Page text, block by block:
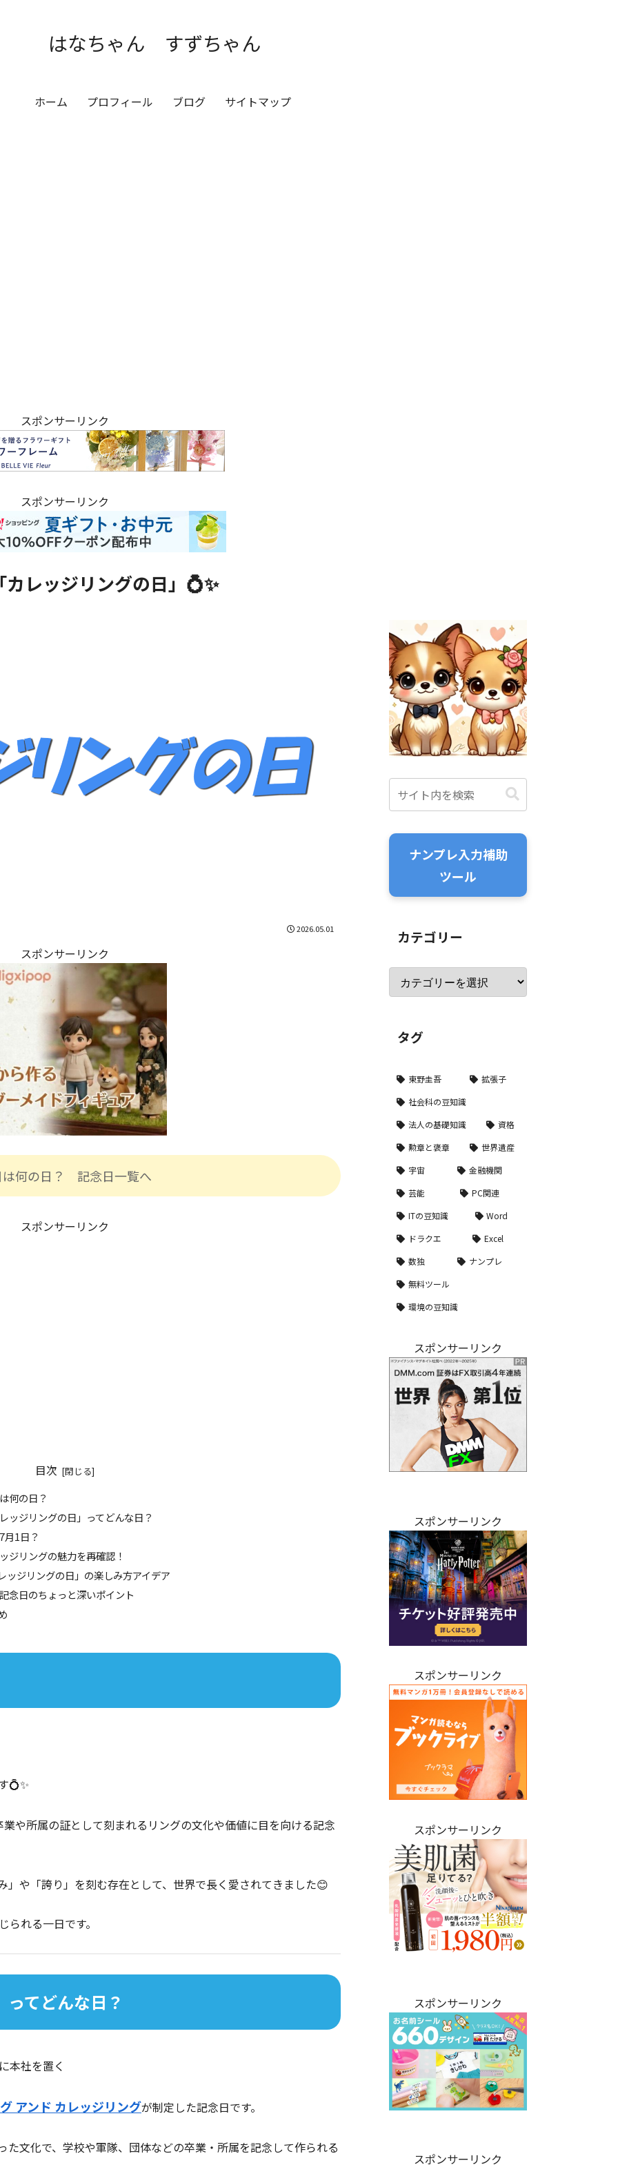
はなちゃん すずちゃん
ホーム プロフィール ブログ サイトマップ
スポンサーリンク
スポンサーリンク
レッジリングの日」💍✨
2026.05.01
スポンサーリンク
は何の日？ 記念日一覧へ
スポンサーリンク
目次
何の日？
ッジリングの日」ってどんな日？
月1日？
ジリングの魅力を再確認！
ッジリングの日」の楽しみ方アイデア
念日のちょっと深いポイント
💍✨
業や所属の証として刻まれるリングの文化や価値に目を向ける記念
」や「誇り」を刻む存在として、世界で長く愛されてきました😊
れる一日です。
てどんな日？
本社を置く
アンド カレッジリングが制定した記念日です。
た文化で、学校や軍隊、団体などの卒業・所属を記念して作られる
ナンプレ入力補助
ツール
カテゴリー
タグ
東野圭吾
拡張子
社会科の豆知識
法人の基礎知識
資格
勲章と褒章
世界遺産
宇宙
金融機関
芸能
PC関連
ITの豆知識
Word
ドラクエ
Excel
数独
ナンプレ
無料ツール
環境の豆知識
スポンサーリンク
スポンサーリンク
スポンサーリンク
スポンサーリンク
スポンサーリンク
スポンサーリンク